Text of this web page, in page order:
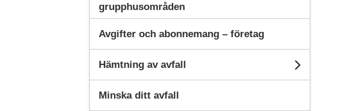
grupphusområden
Avgifter och abonnemang – företag
Hämtning av avfall
Minska ditt avfall